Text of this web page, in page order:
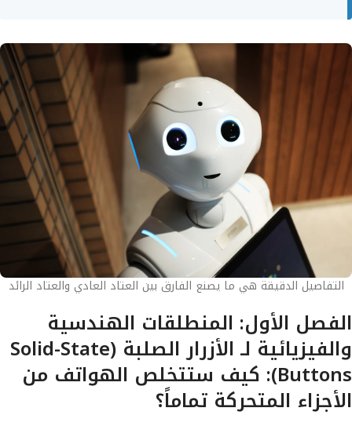
التفاصيل الدقيقة هي ما يصنع الفارق بين العتاد العادي والعتاد الرائد
الفصل الأول: المنطلقات الهندسية
والفيزيائية لـ الأزرار الصلبة (Solid-State
Buttons): كيف ستتخلص الهواتف من
الأجزاء المتحركة تماماً؟